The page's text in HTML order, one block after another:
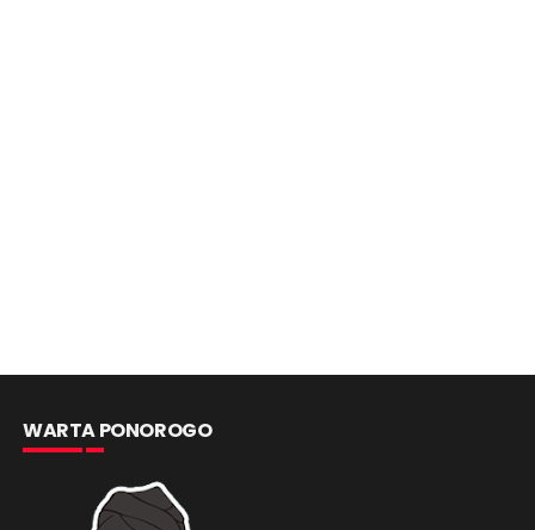
WARTA PONOROGO